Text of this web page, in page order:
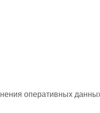
оперативных